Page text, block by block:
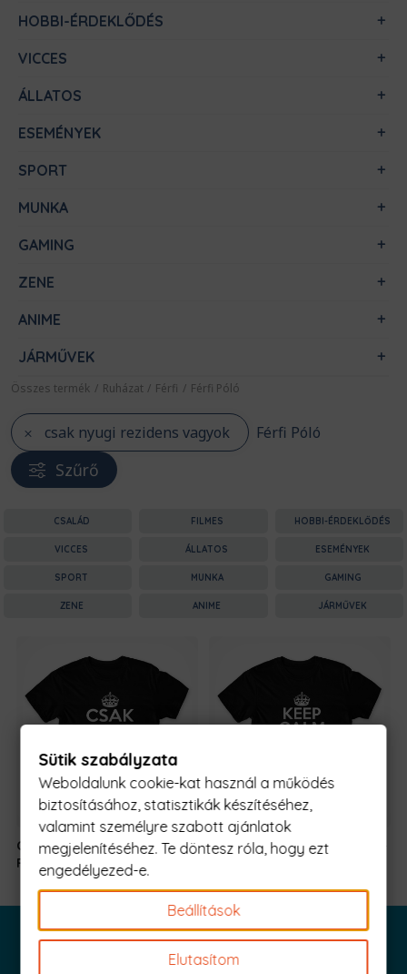
HOBBI-ÉRDEKLŐDÉS
VICCES
ÁLLATOS
ESEMÉNYEK
SPORT
MUNKA
GAMING
ZENE
ANIME
JÁRMŰVEK
Összes termék / Ruházat / Férfi / Férfi Póló
csak nyugi rezidens vagyok Férfi Póló
Szűrő
CSALÁD FILMES HOBBI-ÉRDEKLŐDÉS
VICCES ÁLLATOS ESEMÉNYEK
SPORT MUNKA GAMING
ZENE ANIME JÁRMŰVEK
Csak Nyugi -
Rezidens
5990 Ft-
Csak Nyugi -
Sütik szabályzata
Weboldalunk cookie-kat használ a működés
biztosításához, statisztikák készítéséhez,
valamint személyre szabott ajánlatok
megjelenítéséhez. Te döntesz róla, hogy ezt
engedélyezed-e.
Beállítások
Elutasítom